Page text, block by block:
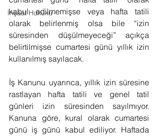
İnşaat Hukuku
kabul edilmemişse veya hafta tatili
olarak belirlenmiş olsa bile “izin
süresinden düşülmeyeceği” açıkça
belirtilmişse cumartesi günü yıllık izin
kullanılmış sayılacak.
İş Kanunu uyarınca, yıllık izin süresine
rastlayan hafta tatili ve genel tatil
günleri izin süresinden sayılmıyor.
Kanuna göre, kural olarak cumartesi
günü iş günü kabul ediliyor. Haftada